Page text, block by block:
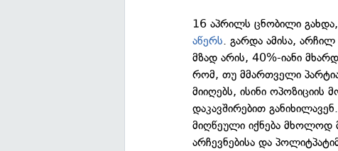
16 აპრილს ცნობილი
აწერს. გარდა ამისა,
მზად არის, 40%-იანი
რომ, თუ მმართველი
მიიღებს, ისინი ოპოზიციის
დაკავშირებით
მიღწეული იქნება მხოლოდ
არჩევნებისა და